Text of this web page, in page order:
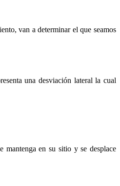
van a determinar el que seamos
una desviación lateral la cual
mantenga en su sitio y se desplace